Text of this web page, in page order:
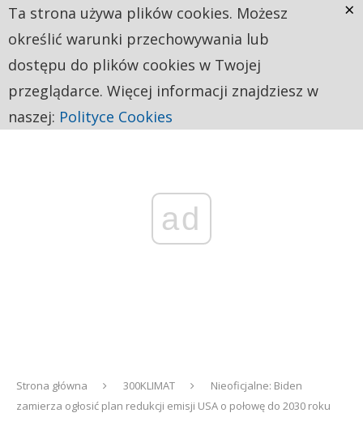
ad
Strona główna 300KLIMAT
Nieoficjalne: Biden
zamierza ogłosić plan redukcji emisji USA o połowę do 2030 roku
Ta strona używa plików cookies. Możesz
określić warunki przechowywania lub
dostępu do plików cookies w Twojej
przeglądarce. Więcej informacji znajdziesz w
naszej: Polityce Cookies
×